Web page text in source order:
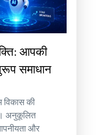
आपकी
समाधान
की
अनुकूलित
और